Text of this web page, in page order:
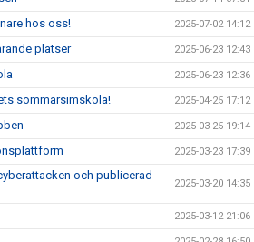
hos oss! 2025-07-02 14:12
platser 2025-06-23 12:43
2025-06-23 12:36
sommarsimskola! 2025-04-25 17:12
2025-03-25 19:14
2025-03-23 17:39
och publicerad
2025-03-20 14:35
2025-03-12 21:06